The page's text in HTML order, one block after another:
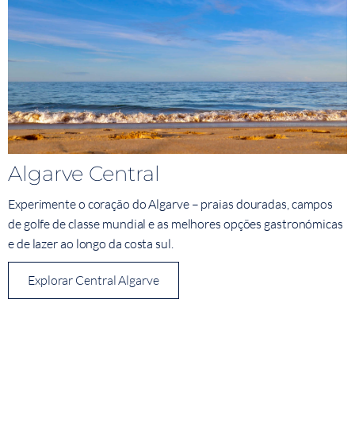
Algarve Central
Experimente o coração do Algarve – praias douradas, campos
de golfe de classe mundial e as melhores opções gastronómicas
e de lazer ao longo da costa sul.
Explorar Central Algarve